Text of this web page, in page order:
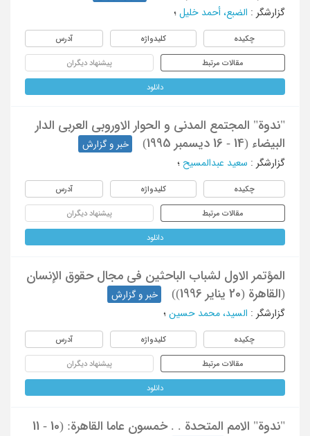
گزارشگر : الضبع، أحمد خلیل ؛
چکیده کلیدواژه آدرس
مقالات مرتبط پیشنهاد دیگران
دانلود
"ندوة" المجتمع المدنی و الحوار الاوروبی العربی الدار
البیضاء (14 - 16 دیسمبر 1995)
خبر و گزارش
گزارشگر : سعید عبدالمسیح ؛
چکیده کلیدواژه آدرس
مقالات مرتبط پیشنهاد دیگران
دانلود
المؤتمر الاول لشباب الباحثین فی مجال حقوق الإنسان
(القاهرة (20 ینایر 1996))
خبر و گزارش
گزارشگر : السید، محمد حسین ؛
چکیده کلیدواژه آدرس
مقالات مرتبط پیشنهاد دیگران
دانلود
"ندوة" الامم المتحدة . . خمسون عاما القاهرة: (10 - 11